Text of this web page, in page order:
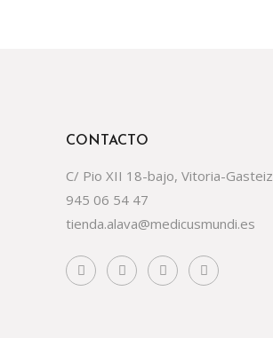
CONTACTO
C/ Pio XII 18-bajo, Vitoria-Gasteiz
945 06 54 47
tienda.alava@medicusmundi.es